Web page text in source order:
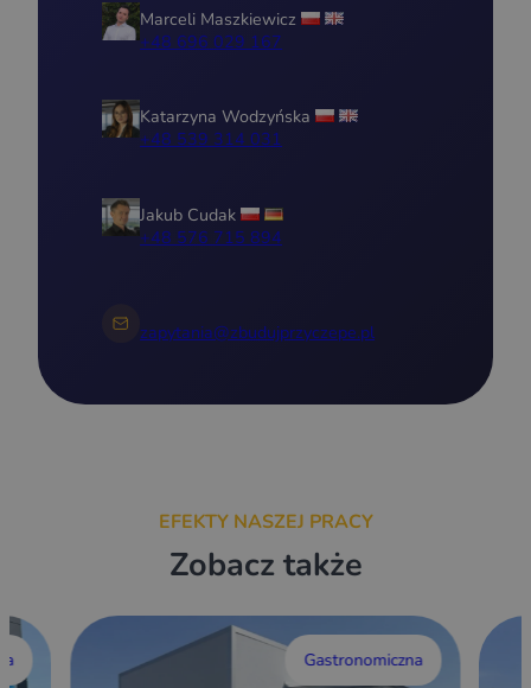
Marceli Maszkiewicz
+48 696 029 167
Katarzyna Wodzyńska
+48 539 314 031
Jakub Cudak
+48 576 715 894
zapytania@zbudujprzyczepe.pl
EFEKTY NASZEJ PRACY
Zobacz także
Gastronomiczna